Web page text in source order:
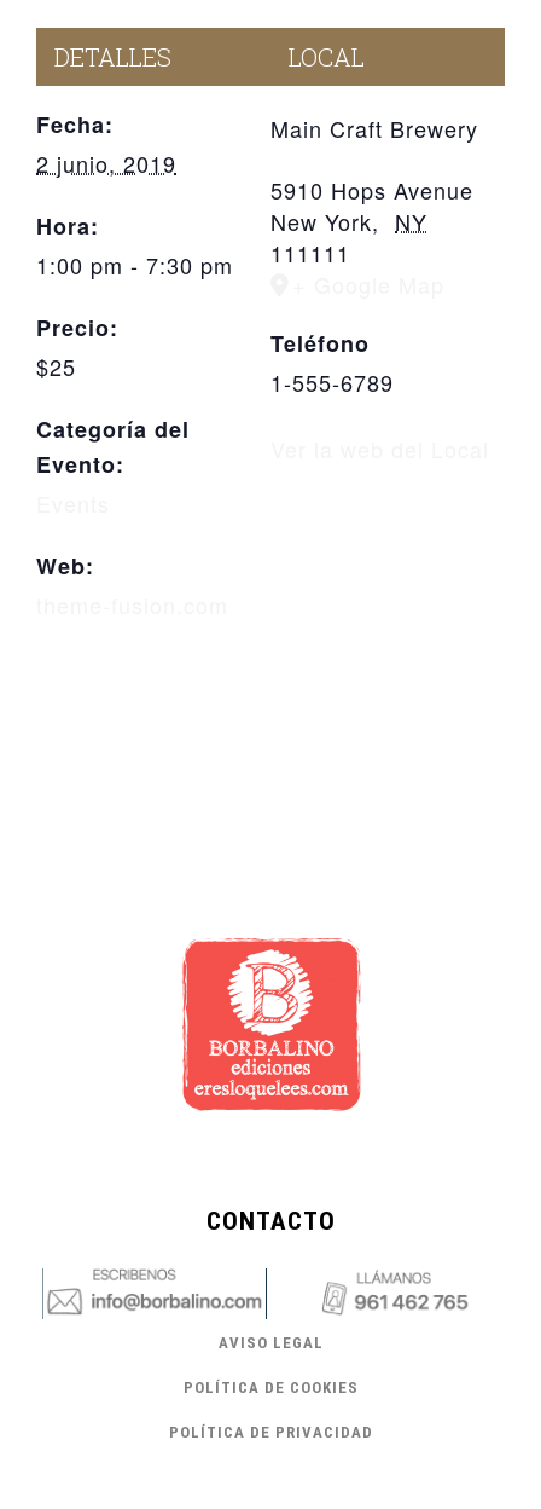
DETALLES
Fecha:
2 junio, 2019
Hora:
1:00 pm - 7:30 pm
Precio:
$25
Categoría del
Evento:
Web:
LOCAL
Main Craft Brewery
5910 Hops Avenue
New York,
NY
111111
Teléfono
1-555-6789
CONTACTO
AVISO LEGAL
POLÍTICA DE COOKIES
POLÍTICA DE PRIVACIDAD